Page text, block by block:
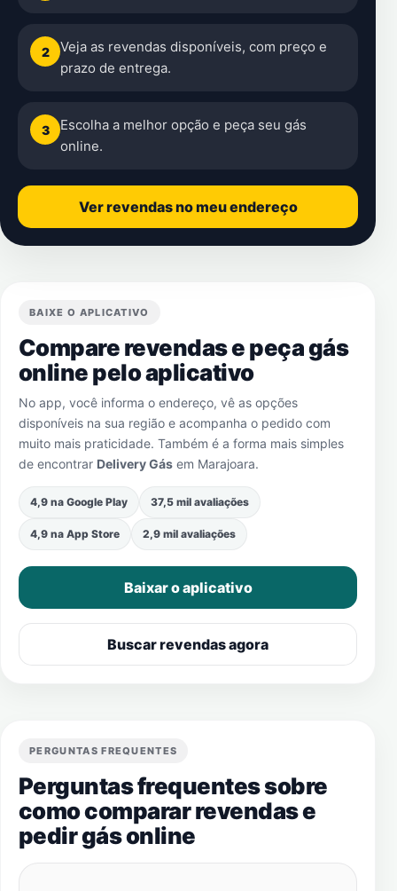
2
Veja as revendas disponíveis, com preço e
prazo de entrega.
3
Escolha a melhor opção e peça seu gás
online.
Ver revendas no meu endereço
BAIXE O APLICATIVO
Compare revendas e peça gás
online pelo aplicativo
No app, você informa o endereço, vê as opções
disponíveis na sua região e acompanha o pedido com
muito mais praticidade. Também é a forma mais simples
de encontrar Delivery Gás em Marajoara.
4,9 na Google Play 37,5 mil avaliações
4,9 na App Store 2,9 mil avaliações
Baixar o aplicativo
Buscar revendas agora
PERGUNTAS FREQUENTES
Perguntas frequentes sobre
como comparar revendas e
pedir gás online